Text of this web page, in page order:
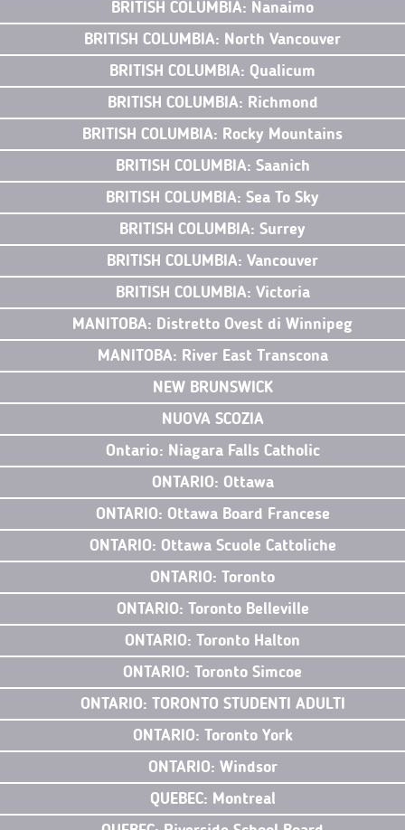
BRITISH COLUMBIA: Nanaimo
BRITISH COLUMBIA: North Vancouver
BRITISH COLUMBIA: Qualicum
BRITISH COLUMBIA: Richmond
BRITISH COLUMBIA: Rocky Mountains
BRITISH COLUMBIA: Saanich
BRITISH COLUMBIA: Sea To Sky
BRITISH COLUMBIA: Surrey
BRITISH COLUMBIA: Vancouver
BRITISH COLUMBIA: Victoria
MANITOBA: Distretto Ovest di Winnipeg
MANITOBA: River East Transcona
NEW BRUNSWICK
NUOVA SCOZIA
Ontario: Niagara Falls Catholic
ONTARIO: Ottawa
ONTARIO: Ottawa Board Francese
ONTARIO: Ottawa Scuole Cattoliche
ONTARIO: Toronto
ONTARIO: Toronto Belleville
ONTARIO: Toronto Halton
ONTARIO: Toronto Simcoe
ONTARIO: TORONTO STUDENTI ADULTI
ONTARIO: Toronto York
ONTARIO: Windsor
QUEBEC: Montreal